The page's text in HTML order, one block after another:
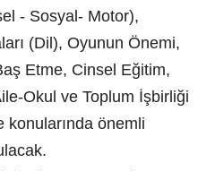
- Sosyal- Motor),
(Dil), Oyunun Önemi,
Etme, Cinsel Eğitim,
Okul ve Toplum İşbirliği
konularında önemli